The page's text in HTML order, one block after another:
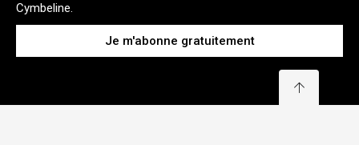
Cymbeline.
Je m'abonne gratuitement